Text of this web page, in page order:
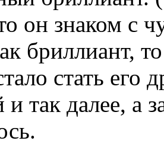
он знаком с
бриллиант,
стать его
и так далее, а